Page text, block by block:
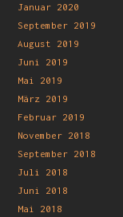
Januar 2020
September 2019
August 2019
Juni 2019
Mai 2019
März 2019
Februar 2019
November 2018
September 2018
Juli 2018
Juni 2018
Mai 2018